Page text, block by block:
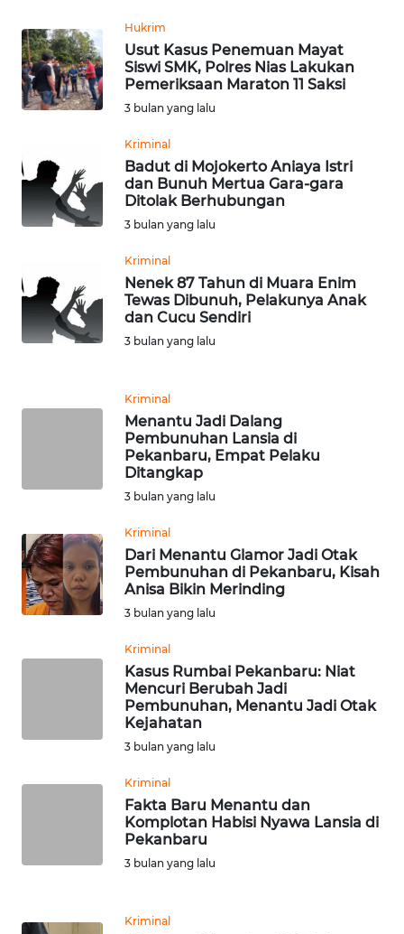
Hukrim
Usut Kasus Penemuan Mayat
Siswi SMK, Polres Nias Lakukan
Pemeriksaan Maraton 11 Saksi
3 bulan yang lalu
Kriminal
Badut di Mojokerto Aniaya Istri
dan Bunuh Mertua Gara-gara
Ditolak Berhubungan
3 bulan yang lalu
Kriminal
Nenek 87 Tahun di Muara Enim
Tewas Dibunuh, Pelakunya Anak
dan Cucu Sendiri
3 bulan yang lalu
Kriminal
Menantu Jadi Dalang
Pembunuhan Lansia di
Pekanbaru, Empat Pelaku
Ditangkap
3 bulan yang lalu
Kriminal
Dari Menantu Glamor Jadi Otak
Pembunuhan di Pekanbaru, Kisah
Anisa Bikin Merinding
3 bulan yang lalu
Kriminal
Kasus Rumbai Pekanbaru: Niat
Mencuri Berubah Jadi
Pembunuhan, Menantu Jadi Otak
Kejahatan
3 bulan yang lalu
Kriminal
Fakta Baru Menantu dan
Komplotan Habisi Nyawa Lansia di
Pekanbaru
3 bulan yang lalu
Kriminal
WN
TAPANULI
TENGAH
WN
TEBING
WN
PAKPAK
WN
WN
DEPOK
WN
UTARA
WN